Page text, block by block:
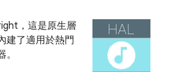
，這是原生層
建了適用於熱門